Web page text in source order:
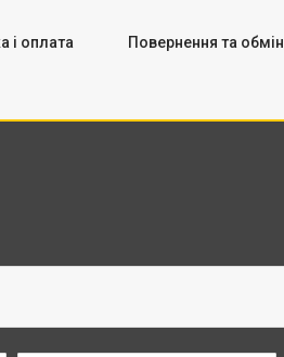
і оплата Повернення та обмін